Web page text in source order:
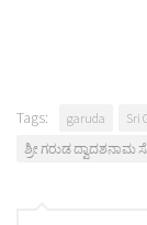
Tags: garuda Sri
ಶ್ರೀ ಗರುಡ ದ್ವಾದಶನಾಮ